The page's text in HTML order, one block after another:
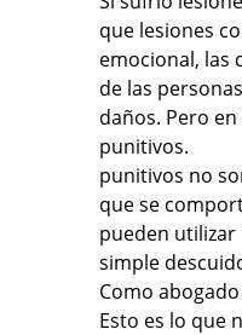
que lesiones
emocional, las
de las
daños. Pero
punitivos.
punitivos no
que se
pueden
simple
Como
Esto es lo que